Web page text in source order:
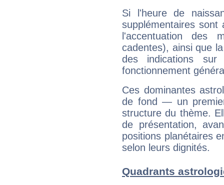
Si l'heure de
supplémentaires sont
l'accentuation des
cadentes), ainsi que
des indications sur
fonctionnement
Ces dominantes
de fond — un
structure du thème.
de présentation,
positions planétaires
selon leurs dignités.
Quadrants